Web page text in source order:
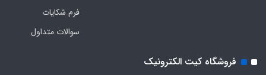
فرم‌ شکایات
سوالات متداول
فروشگاه کیت الکترونیک